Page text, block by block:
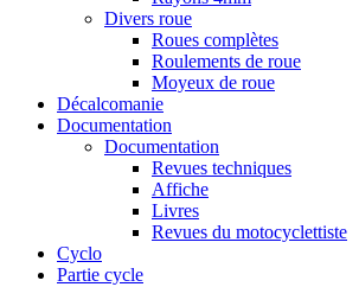
Divers roue
Roues complètes
Roulements de roue
Moyeux de roue
Décalcomanie
Documentation
Documentation
Revues techniques
Affiche
Livres
Revues du motocyclettiste
Cyclo
Partie cycle